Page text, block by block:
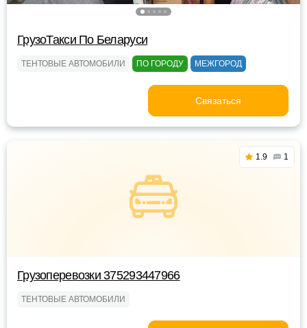
ГрузоТакси По Беларуси
ТЕНТОВЫЕ АВТОМОБИЛИ ПО ГОРОДУ МЕЖГОРОД
Связаться
1.9 1
Грузоперевозки 375293447966
ТЕНТОВЫЕ АВТОМОБИЛИ